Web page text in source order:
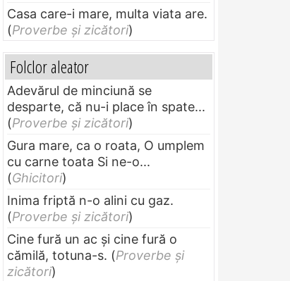
Casa care-i mare, multa viata are.
(Proverbe și zicători)
Folclor aleator
Adevărul de minciună se
desparte, că nu-i place în spate...
(Proverbe și zicători)
Gura mare, ca o roata, O umplem
cu carne toata Si ne-o...
(Ghicitori)
Inima friptă n-o alini cu gaz.
(Proverbe și zicători)
Cine fură un ac şi cine fură o
cămilă, totuna-s. (Proverbe și
zicători)